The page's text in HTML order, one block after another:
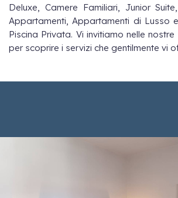
Deluxe, Camere Familiari, Junior
Appartamenti, Appartamenti di Lusso
Piscina Privata. Vi invitiamo nelle
per scoprire i servizi che gentilmente vi